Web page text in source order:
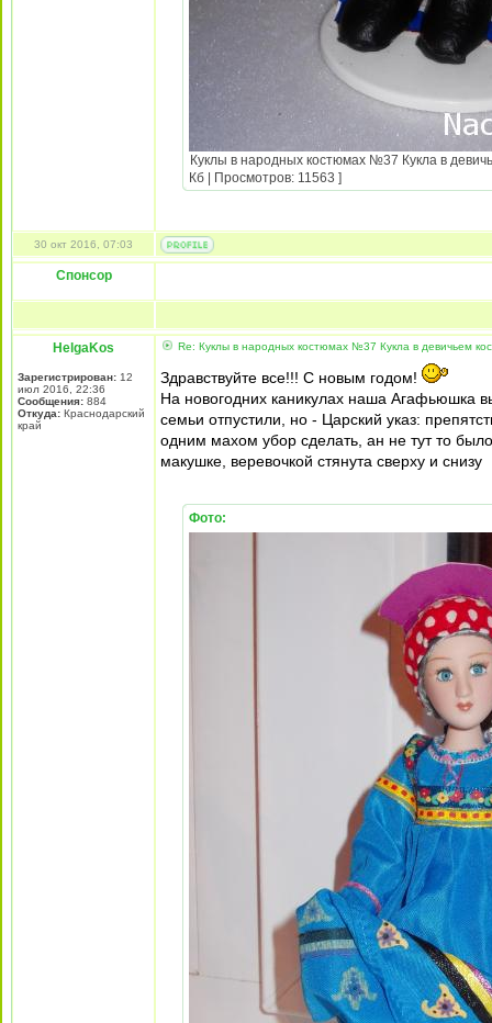
Куклы в народных костюмах №37 Кукла в
Кб | Просмотров: 11563 ]
30 окт 2016, 07:03
Спонсор
HelgaKos
Зарегистрирован: 12
июл 2016, 22:36
Сообщения: 884
Откуда: Краснодарский
край
Re: Куклы в народных костюмах №37 Кукла в девичьем
Здравствуйте все!!! С новым годом!
На новогодних каникулах наша Агафьюшка
семьи отпустили, но - Царский указ:
одним махом убор сделать, ан не тут то
макушке, веревочкой стянута сверху и снизу
Фото: